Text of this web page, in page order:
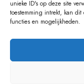
unieke ID's op deze site
toestemming intrekt, kan
functies en mogelijkheden.
+31 (0)6 229